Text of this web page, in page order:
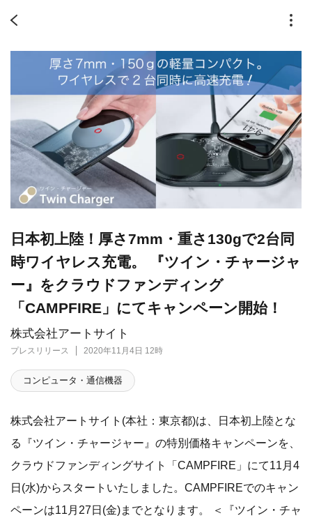
株式会社アートサイト
プレスリリース 2020年11月4日 12時
日本初上陸！厚さ7mm・重さ130gで2台同
時ワイヤレス充電。 『ツイン・チャージャ
ー』をクラウドファンディング
「CAMPFIRE」にてキャンペーン開始！
コンピュータ・通信機器
株式会社アートサイト(本社：東京都)は、日本初上陸とな
る『ツイン・チャージャー』の特別価格キャンペーンを、
クラウドファンディングサイト「CAMPFIRE」にて11月4
日(水)からスタートいたしました。CAMPFIREでのキャン
ペーンは11月27日(金)までとなります。 ＜『ツイン・チャ